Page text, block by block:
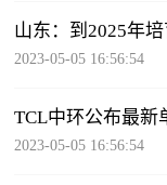
山东：到2025年
2023-05-05 16:56:54
TCL中环公布最新
2023-05-05 16:56:54